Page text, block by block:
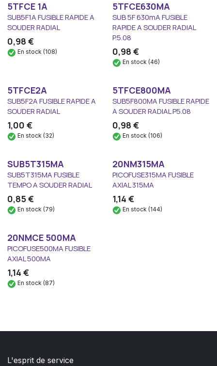
5TFCE 1A
SUB5F1A FUSIBLE RAPIDE A
SOUDER RADIAL
0,98 €
En stock (108)
5TFCE630MA
SUB 5F 630mA FUSIBLE
RAPIDE A SOUDER RADIAL
P.5.08
0,98 €
En stock (46)
5TFCE2A
SUB5F2A FUSIBLE RAPIDE A
SOUDER RADIAL
1,00 €
En stock (32)
5TFCE800MA
SUB5F800MA FUSIBLE RAPIDE
A SOUDER RADIAL P5.08
0,98 €
En stock (106)
SUB5T315MA
SUB5T315MA FUSIBLE
TEMPO A SOUDER RADIAL
0,85€
En stock (79)
20NM315MA
PICOFUSE315MA FUSIBLE
AXIAL 315MA
1,14 €
En stock (144)
20NMCE 500MA
PICOFUSE500MA FUSIBLE
AXIAL 500MA
1,14 €
En stock (87)
L'esprit de service